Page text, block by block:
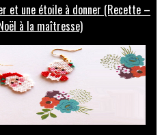
et une étoile à donner (Recette –
à la maîtresse)